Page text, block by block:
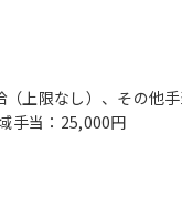
上限なし）、その他手
手当：25,000円